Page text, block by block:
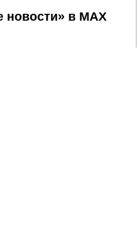
информации
в сфере связи,
коммуникаций